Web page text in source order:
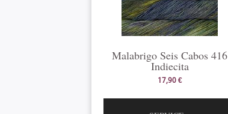
Malabrigo Seis Cabos 416
Indiecita
17,90 €